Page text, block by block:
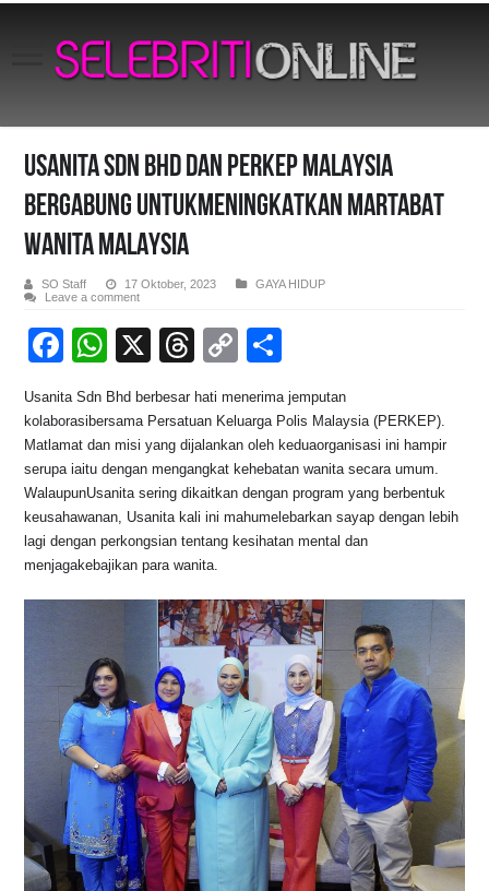
USANITA SDN BHD DAN PERKEP MALAYSIA
BERGABUNG UNTUKMENINGKATKAN MARTABAT
WANITA MALAYSIA
SO Staff 17 Oktober, 2023
GAYA HIDUP
Leave a comment
F
c
e
b
o
o
k
W
at
s
A
p
p
X
T
e
a
d
s
C
p
y
Li
n
k
ar
e
Usanita Sdn Bhd berbesar hati menerima jemputan
kolaborasibersama Persatuan Keluarga Polis Malaysia (PERKEP).
Matlamat dan misi yang dijalankan oleh keduaorganisasi ini hampir
serupa iaitu dengan mengangkat kehebatan wanita secara umum.
WalaupunUsanita sering dikaitkan dengan program yang berbentuk
keusahawanan, Usanita kali ini mahumelebarkan sayap dengan lebih
lagi dengan perkongsian tentang kesihatan mental dan
menjagakebajikan para wanita.